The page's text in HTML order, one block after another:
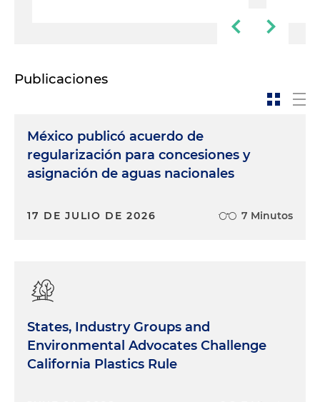
Publicaciones
México publicó acuerdo de
regularización para concesiones y
asignación de aguas nacionales
17 DE JULIO DE 2026 7 Minutos
States, Industry Groups and
Environmental Advocates Challenge
California Plastics Rule